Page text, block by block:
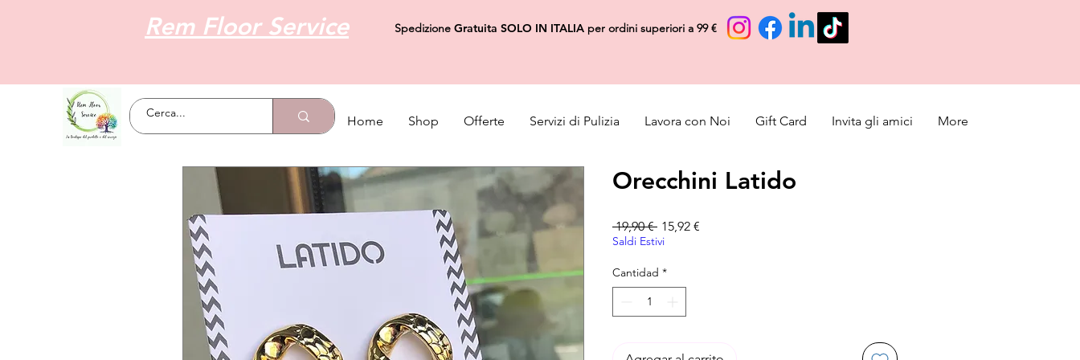
Rem Floor Service Spedizione Gratuita SOLO IN ITALIAper ordini superiori a 99 €
Home Shop Offerte Servizi di Pulizia Lavora con Noi Gift Card Invita gli amici More
Orecchini Latido
19,90 € Precio
15,92 €
Saldi Estivi
Cantidad *